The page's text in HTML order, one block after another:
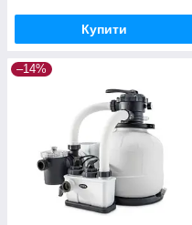
Купити
–14%